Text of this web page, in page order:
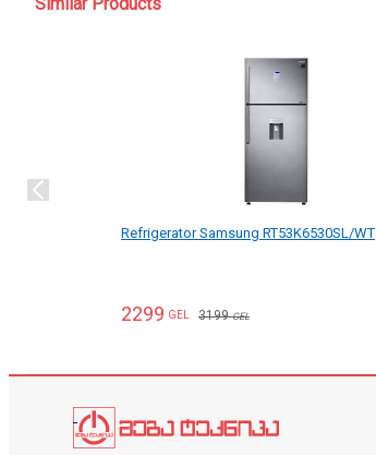
Refrigerator Samsung RT53K6530SL/WT
2299 GEL 3199GEL